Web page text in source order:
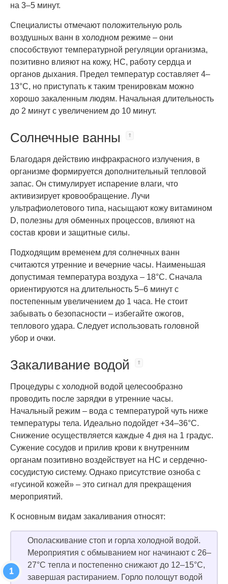
на 3–5 минут.
Специалисты отмечают положительную роль
воздушных ванн в холодном режиме – они
способствуют температурной регуляции организма,
позитивно влияют на кожу, НС, работу сердца и
органов дыхания. Предел температур составляет 4–
13°C, но приступать к таким тренировкам можно
хорошо закаленным людям. Начальная длительность
до 2 минут с увеличением до 10 минут.
Солнечные ванны
Благодаря действию инфракрасного излучения, в
организме формируется дополнительный тепловой
запас. Он стимулирует испарение влаги, что
активизирует кровообращение. Лучи
ультрафиолетового типа, насыщают кожу витамином
D, полезны для обменных процессов, влияют на
состав крови и защитные силы.
Подходящим временем для солнечных ванн
считаются утренние и вечерние часы. Наименьшая
допустимая температура воздуха – 18°C. Сначала
ориентируются на длительность 5–6 минут с
постепенным увеличением до 1 часа. Не стоит
забывать о безопасности – избегайте ожогов,
теплового удара. Следует использовать головной
убор и очки.
Закаливание водой
Процедуры с холодной водой целесообразно
проводить после зарядки в утренние часы.
Начальный режим – вода с температурой чуть ниже
температуры тела. Идеально подойдет +34–36°C.
Снижение осуществляется каждые 4 дня на 1 градус.
Сужение сосудов и прилив крови к внутренним
органам позитивно воздействует на НС и сердечно-
сосудистую систему. Однако присутствие озноба с
«гусиной кожей» – это сигнал для прекращения
мероприятий.
К основным видам закаливания относят:
Ополаскивание стоп и горла холодной водой.
Мероприятия с обмыванием ног начинают с 26–
27°C тепла и постепенно снижают до 12–15°C,
завершая растиранием. Горло полощут водой